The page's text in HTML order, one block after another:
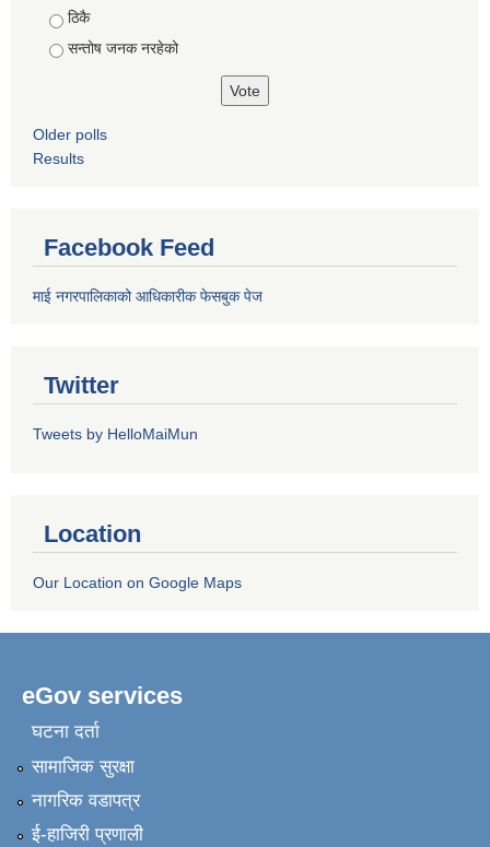
ठिकै
सन्तोष जनक नरहेको
Older polls
Results
Facebook Feed
माई नगरपालिकाको आधिकारीक फेसबुक पेज
Twitter
Tweets by HelloMaiMun
Location
Our Location on Google Maps
eGov services
घटना दर्ता
सामाजिक सुरक्षा
नागरिक वडापत्र
ई-हाजिरी प्रणाली